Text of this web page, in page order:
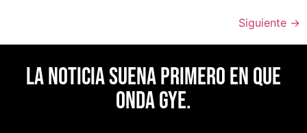
Siguiente →
La noticia suena primero en Que
Onda Gye.